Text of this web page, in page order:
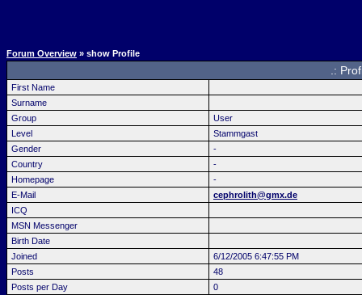
Forum Overview » show Profile
.:
First Name
Surname
Group
User
Level
Stammgast
Gender
-
Country
-
Homepage
-
E-Mail
cephrolith@gmx.de
ICQ
MSN Messenger
Birth Date
Joined
6/12/2005 6:47:55 PM
Posts
48
Posts per Day
0